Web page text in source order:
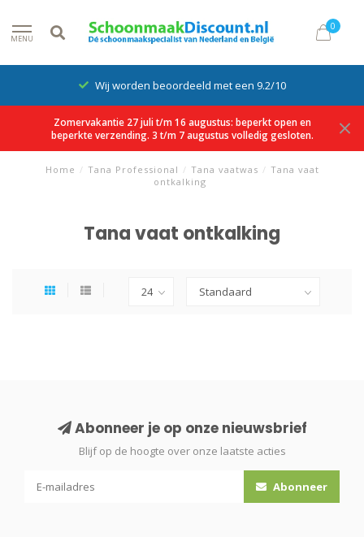
MENU
0
Wij worden beoordeeld met een 9.2/10
Zomervakantie 27 juli t/m 16 augustus: beperkt open en
beperkte verzending. 3 t/m 7 augustus volledig gesloten.
Home / Tana Professional / Tana vaatwas / Tana vaat
ontkalking
Tana vaat ontkalking
Abonneer je op onze nieuwsbrief
Blijf op de hoogte over onze laatste acties
Abonneer